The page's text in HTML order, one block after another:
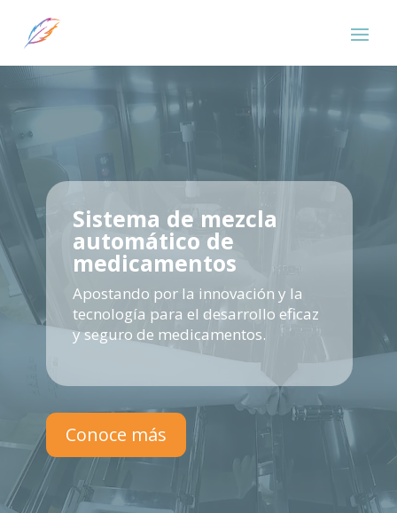
Reproductor
vídeo
Sistema de mezcla
automático de
medicamentos
Apostando por la innovación y la
tecnología para el desarrollo eficaz
y seguro de medicamentos.
Conoce más